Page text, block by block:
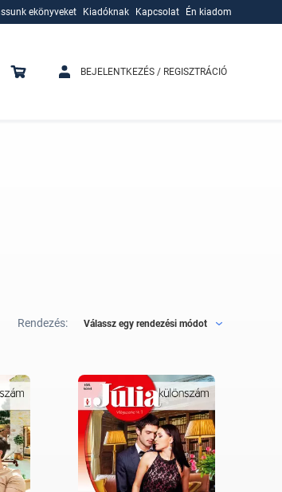
ekönyveket
Kiadóknak
Kapcsolat Én kiadom
BEJELENTKEZÉS / REGISZTRÁCIÓ
Rendezés: Válassz egy rendezési módot